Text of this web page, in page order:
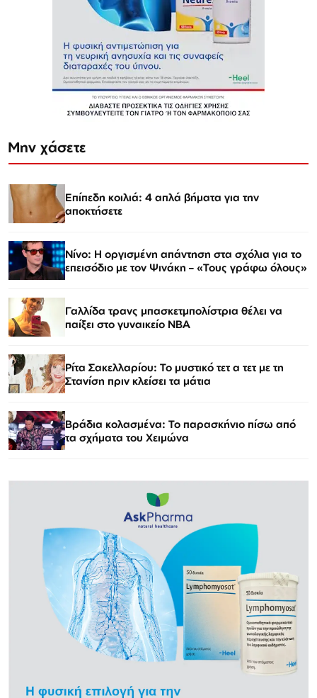
Μην χάσετε
Επίπεδη κοιλιά: 4 απλά βήματα για την
αποκτήσετε
Νίνο: Η οργισμένη απάντηση στα σχόλια για το
επεισόδιο με τον Ψινάκη – «Τους γράφω όλους»
Γαλλίδα τρανς μπασκετμπολίστρια θέλει να
παίξει στο γυναικείο ΝΒΑ
Ρίτα Σακελλαρίου: Το μυστικό τετ α τετ με τη
Στανίση πριν κλείσει τα μάτια
Βράδια κολασμένα: Το παρασκήνιο πίσω από
τα σχήματα του Χειμώνα